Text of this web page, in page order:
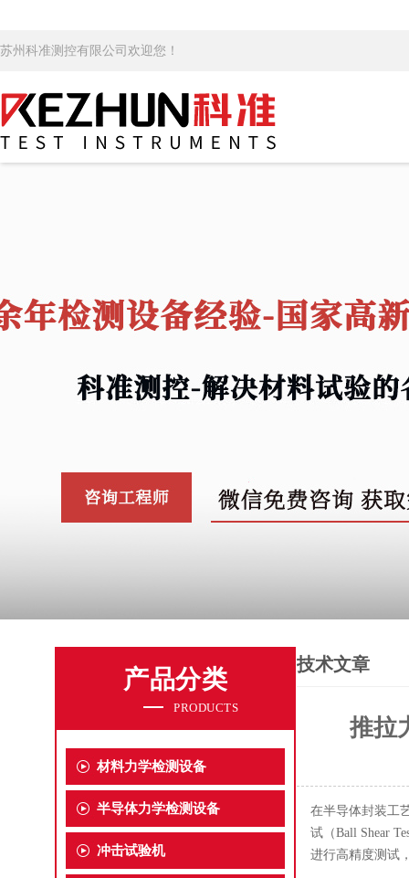
苏州科准测控有限公司欢迎您！
产品分类
PRODUCTS
材料力学检测设备
半导体力学检测设备
冲击试验机
技术文章
推拉
在半导体封装工
试（Ball Shear
进行高精度测试